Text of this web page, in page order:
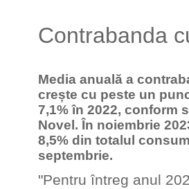
Contrabanda
Media anuală a
crește cu peste un
7,1% în 2022, conform
Novel. În noiembrie
8,5% din totalul
septembrie.
"Pentru întreg anul